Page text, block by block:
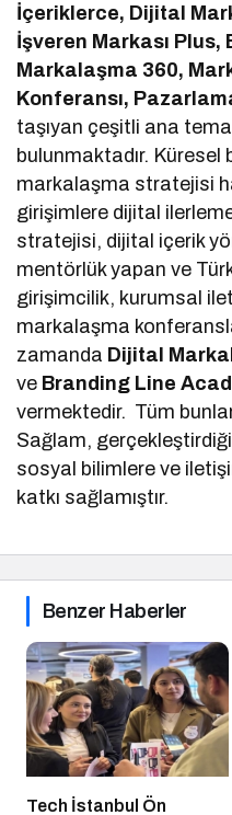
İçeriklerce, Dijital
İşveren Markası
Markalaşma 360,
Konferansı,
taşıyan çeşitli ana
bulunmaktadır.
markalaşma stratejisi
girişimlere dijital
stratejisi, dijital içerik
mentörlük yapan ve
girişimcilik, kurumsal
markalaşma
zamanda Dijital
ve Branding Line
vermektedir. Tüm
Sağlam,
sosyal bilimlere ve
katkı sağlamıştır.
Benzer Haberler
Tech İstanbul Ön